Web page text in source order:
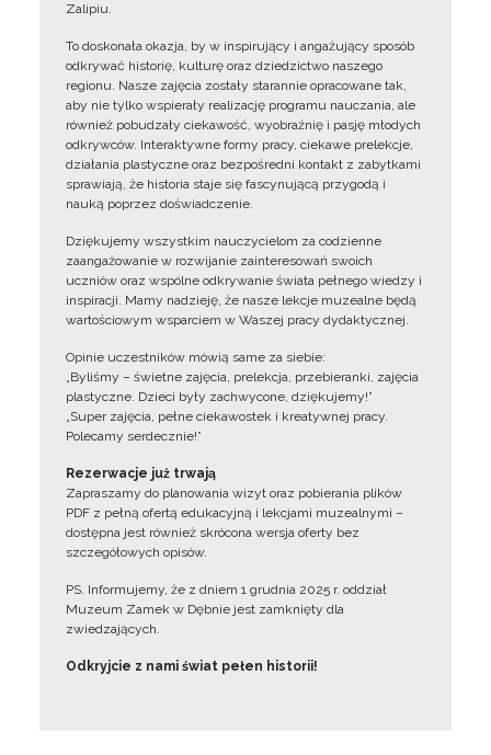
Zalipiu.
To doskonała okazja, by w inspirujący i angażujący sposób
odkrywać historię, kulturę oraz dziedzictwo naszego
regionu. Nasze zajęcia zostały starannie opracowane tak,
aby nie tylko wspierały realizację programu nauczania, ale
również pobudzały ciekawość, wyobraźnię i pasję młodych
odkrywców. Interaktywne formy pracy, ciekawe prelekcje,
działania plastyczne oraz bezpośredni kontakt z zabytkami
sprawiają, że historia staje się fascynującą przygodą i
nauką poprzez doświadczenie.
Dziękujemy wszystkim nauczycielom za codzienne
zaangażowanie w rozwijanie zainteresowań swoich
uczniów oraz wspólne odkrywanie świata pełnego wiedzy i
inspiracji. Mamy nadzieję, że nasze lekcje muzealne będą
wartościowym wsparciem w Waszej pracy dydaktycznej.
Opinie uczestników mówią same za siebie:
„Byliśmy – świetne zajęcia, prelekcja, przebieranki, zajęcia
plastyczne. Dzieci były zachwycone, dziękujemy!”
„Super zajęcia, pełne ciekawostek i kreatywnej pracy.
Polecamy serdecznie!”
Rezerwacje już trwają
Zapraszamy do planowania wizyt oraz pobierania plików
PDF z pełną ofertą edukacyjną i lekcjami muzealnymi –
dostępna jest również skrócona wersja oferty bez
szczegółowych opisów.
PS. Informujemy, że z dniem 1 grudnia 2025 r. oddział
Muzeum Zamek w Dębnie jest zamknięty dla
zwiedzających.
Odkryjcie z nami świat pełen historii!